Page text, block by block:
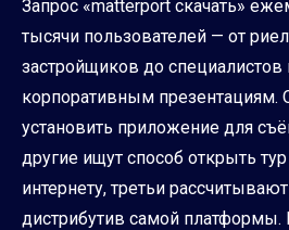
Запрос «matterport скачать»
тысячи пользователей — от
застройщиков до
корпоративным презентациям.
установить приложение для
другие ищут способ открыть
интернету, третьи
дистрибутив самой платформы.